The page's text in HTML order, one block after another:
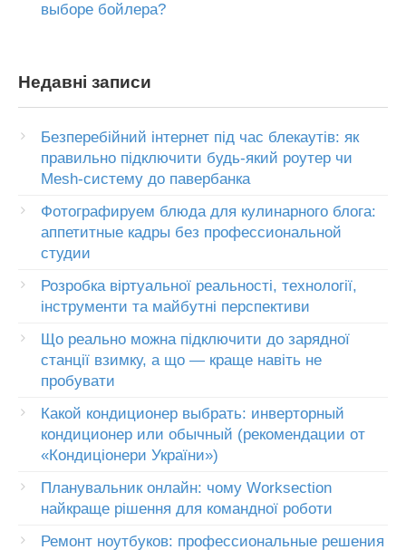
выборе бойлера?
Недавні записи
Безперебійний інтернет під час блекаутів: як
правильно підключити будь-який роутер чи
Mesh-систему до павербанка
Фотографируем блюда для кулинарного блога:
аппетитные кадры без профессиональной
студии
Розробка віртуальної реальності, технології,
інструменти та майбутні перспективи
Що реально можна підключити до зарядної
станції взимку, а що — краще навіть не
пробувати
Какой кондиционер выбрать: инверторный
кондиционер или обычный (рекомендации от
«Кондиціонери України»)
Планувальник онлайн: чому Worksection
найкраще рішення для командної роботи
Ремонт ноутбуков: профессиональные решения